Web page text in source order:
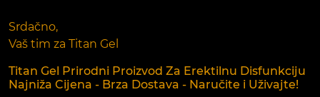
Srdačno,
Vaš tim za Titan Gel
Titan Gel Prirodni Proizvod Za Erektilnu Disfunkciju
Najniža Cijena - Brza Dostava - Naručite i Uživajte!